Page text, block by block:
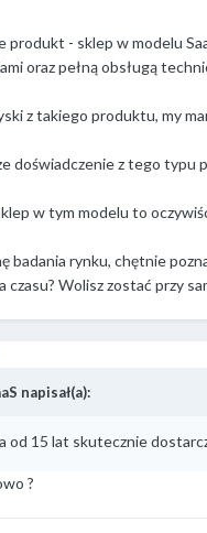
produkt - sklep w modelu
oraz pełną obsługą
z takiego produktu, my
doświadczenie z tego
w tym modelu to
badania rynku, chętnie
czasu? Wolisz zostać przy
napisał(a):
od 15 lat skutecznie
?